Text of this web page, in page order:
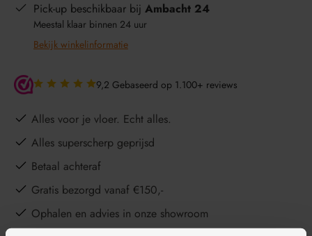
Pick-up beschikbaar bij Ambacht 24
Meestal klaar binnen 24 uur
Bekijk winkelinformatie
9,2 Gebaseerd op 1.100+ reviews
Alles voor je vloer. Echt alles.
Alles superscherp geprijsd
Betaal achteraf
Gratis bezorgd vanaf €150,-
Ophalen en advies in onze showroom